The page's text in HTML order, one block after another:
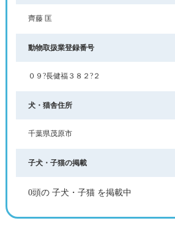
齊藤 匡
動物取扱業登録番号
０９?長健福３８２?２
犬・猫舎住所
千葉県茂原市
子犬・子猫の掲載
0頭の 子犬・子猫 を掲載中